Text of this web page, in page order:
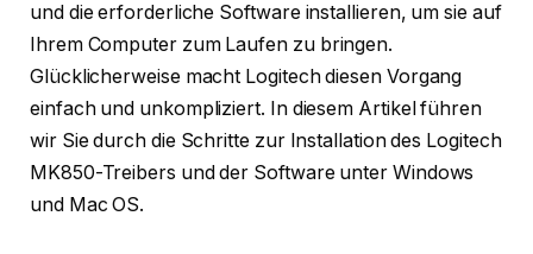
und die erforderliche Software installieren, um sie auf
Ihrem Computer zum Laufen zu bringen.
Glücklicherweise macht Logitech diesen Vorgang
einfach und unkompliziert. In diesem Artikel führen
wir Sie durch die Schritte zur Installation des Logitech
MK850-Treibers und der Software unter Windows
und Mac OS.